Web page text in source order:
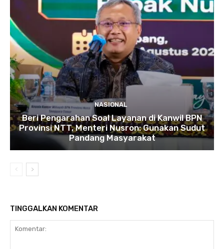
NASIONAL
Beri Pengarahan Soal Layanan di Kanwil BPN
Provinsi NTT, Menteri Nusron: Gunakan Sudut
Pandang Masyarakat
TINGGALKAN KOMENTAR